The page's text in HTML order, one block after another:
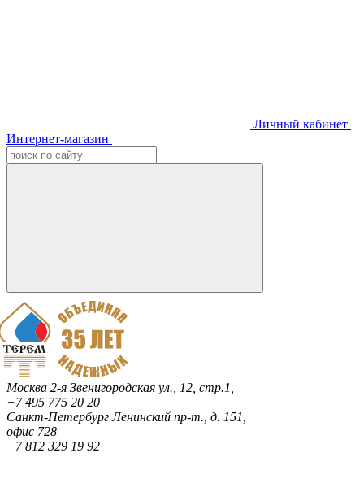
Личный кабинет
Интернет-магазин
Москва 2-я Звенигородская ул., 12, стр.1,
+7 495 775 20 20
Санкт-ПетербургЛенинский пр-т., д. 151,
офис 728
+7 812 329 19 92